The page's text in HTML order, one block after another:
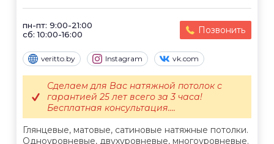
пн-пт: 9:00-21:00
сб: 10:00-16:00
Позвонить
veritto.by Instagram vk.com
Глянцевые, матовые, сатиновые натяжные потолки.
Одноуровневые, двухуровневые, многоуровневые.
Сделаем для Вас натяжной потолок с
гарантией 25 лет всего за 3 часа!
Бесплатная консультация....